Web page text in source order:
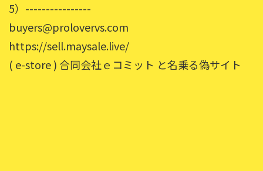
5）----------------
buyers@prolovervs.com
https://sell.maysale.live/
( e-store ) 合同会社ｅコミット と名乗る偽サイト